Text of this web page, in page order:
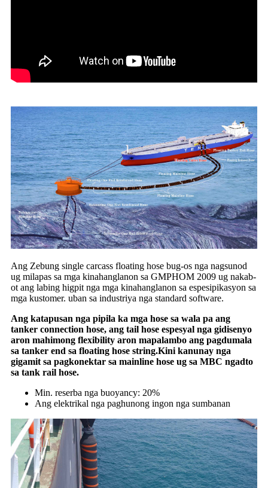
Ang Zebung single carcass floating hose bug-os nga nagsunod
ug milapas sa mga kinahanglanon sa GMPHOM 2009 ug nakab-
ot ang labing higpit nga mga kinahanglanon sa espesipikasyon sa
mga kustomer. uban sa industriya nga standard software.
Ang katapusan nga pipila ka mga hose sa wala pa ang
tanker connection hose, ang tail hose espesyal nga gidisenyo
aron mahimong flexibility aron mapalambo ang pagdumala
sa tanker end sa floating hose string.Kini kanunay nga
gigamit sa pagkonektar sa mainline hose ug sa MBC ngadto
sa tank rail hose.
Min. reserba nga buoyancy: 20%
Ang elektrikal nga paghunong ingon nga sumbanan